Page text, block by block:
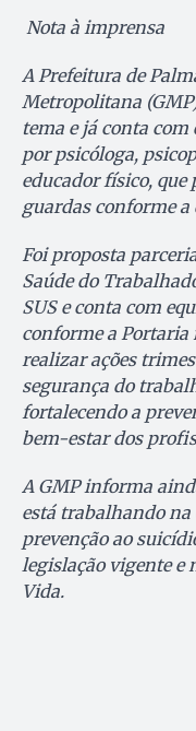
Nota à imprensa
A Prefeitura de
Metropolitana
tema e já conta
por psicóloga,
educador físico,
guardas conforme a
Foi proposta
Saúde do
SUS e conta com
conforme a Portaria
realizar ações
segurança do
fortalecendo a
bem-estar dos
A GMP informa
está trabalhando na
prevenção ao
legislação vigente e
Vida.